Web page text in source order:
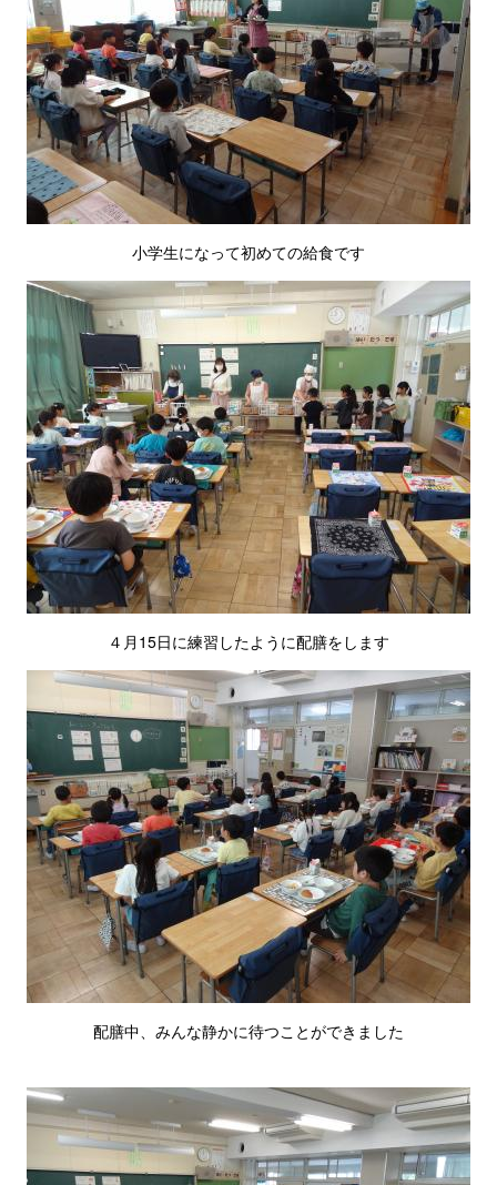
小学生になって初めての給食です
４月15日に練習したように配膳をします
配膳中、みんな静かに待つことができました